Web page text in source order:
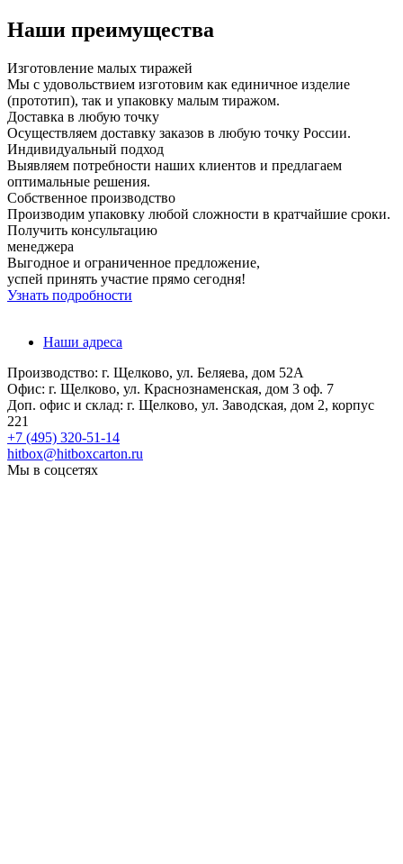
Наши преимущества
Изготовление малых тиражей
Мы с удовольствием изготовим как единичное изделие
(прототип), так и упаковку малым тиражом.
Доставка в любую точку
Осуществляем доставку заказов в любую точку России.
Индивидуальный подход
Выявляем потребности наших клиентов и предлагаем
оптимальные решения.
Собственное производство
Производим упаковку любой сложности в кратчайшие сроки.
Получить консультацию
менеджера
Выгодное и ограниченное предложение,
успей принять участие прямо сегодня!
Узнать подробности
Наши адреса
Производство: г. Щелково, ул. Беляева, дом 52А
Офис: г. Щелково, ул. Краснознаменская, дом 3 оф. 7
Доп. офис и склад: г. Щелково, ул. Заводская, дом 2, корпус
221
+7 (495) 320-51-14
hitbox@hitboxcarton.ru
Мы в соцсетях